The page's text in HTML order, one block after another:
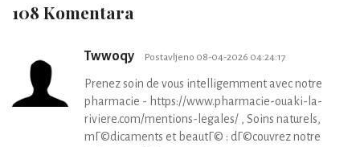
108 Komentara
Twwoqy Postavljeno 08-04-2026 04:24:17
Prenez soin de vous intelligemment avec notre
pharmacie - https://www.pharmacie-ouaki-la-
riviere.com/mentions-legales/ , Soins naturels,
mГ©dicaments et beautГ© : dГ©couvrez notre